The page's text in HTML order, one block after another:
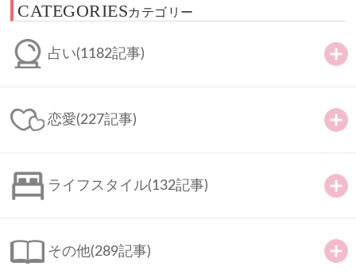
CATEGORIESカテゴリー
占い(1182記事)
恋愛(227記事)
ライフスタイル(132記事)
その他(289記事)